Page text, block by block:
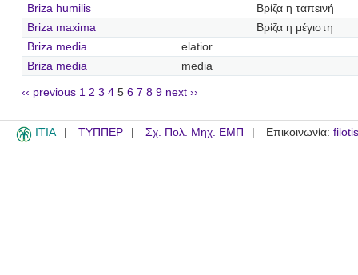
Briza humilis
Βρίζα η ταπεινή
Briza maxima
Βρίζα η μέγιστη
Briza media
elatior
Briza media
media
‹‹ previous 1 2 3 4 5 6 7 8 9 next ››
ITIA ΤΥΠΠΕΡ Σχ. Πολ. Μηχ. ΕΜΠ Επικοινωνία: